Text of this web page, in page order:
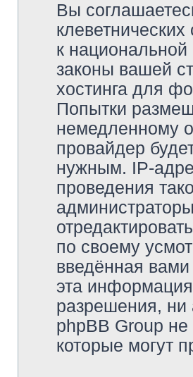
Вы
к
законы вашей
хостинга для
Попытки
немедленному
провайдер
нужным. IP-
проведения
по своему
введённая
эта
разрешения, ни
phpBB Group не
которые могут